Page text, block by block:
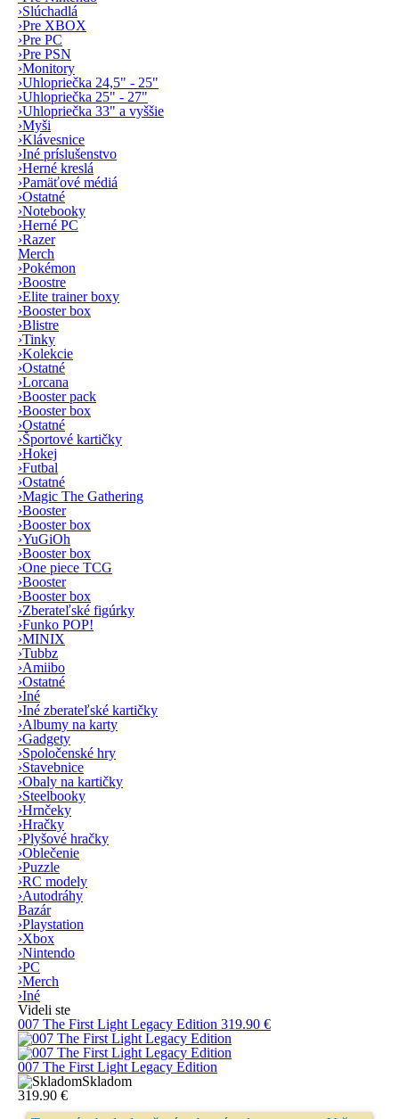
›Slúchadlá
›Pre XBOX
›Pre PC
›Pre PSN
›Monitory
›Uhlopriečka 24,5" - 25"
›Uhlopriečka 25" - 27"
›Uhlopriečka 33" a vyššie
›Myši
›Klávesnice
›Iné príslušenstvo
›Herné kreslá
›Pamäťové médiá
›Ostatné
›Notebooky
›Herné PC
›Razer
Merch
›Pokémon
›Boostre
›Elite trainer boxy
›Booster box
›Blistre
›Tinky
›Kolekcie
›Ostatné
›Lorcana
›Booster pack
›Booster box
›Ostatné
›Športové kartičky
›Hokej
›Futbal
›Ostatné
›Magic The Gathering
›Booster
›Booster box
›YuGiOh
›Booster box
›One piece TCG
›Booster
›Booster box
›Zberateľské figúrky
›Funko POP!
›MINIX
›Tubbz
›Amiibo
›Ostatné
›Iné
›Iné zberateľské kartičky
›Albumy na karty
›Gadgety
›Spoločenské hry
›Stavebnice
›Obaly na kartičky
›Steelbooky
›Hrnčeky
›Hračky
›Plyšové hračky
›Oblečenie
›Puzzle
›RC modely
›Autodráhy
Bazár
›Playstation
›Xbox
›Nintendo
›PC
›Merch
›Iné
Videli ste
007 The First Light Legacy Edition 319.90 €
007 The First Light Legacy Edition
Skladom
319.90 €